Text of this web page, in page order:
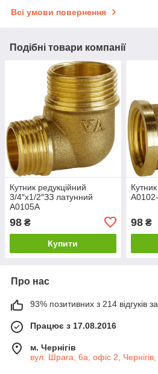
Всі умови повернення
Подібні товари компанії
Кутник редукційний
3/4″х1/2″ЗЗ латунний
А0105А
98 ₴
Купити
98₴
Про нас
93% позитивних з 214 відгуків за
Працює з 17.08.2016
м. Чернігів
вул. Шрага, 6а, офіс 2, Чернігів,